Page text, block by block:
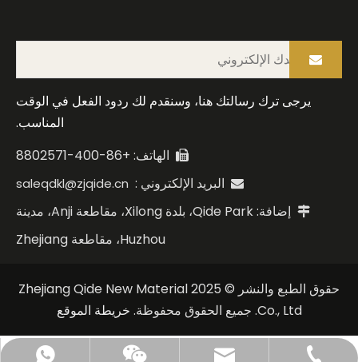
+86-400-8802571
saleqdkl@zjqide.cn
+86 18329059265
+86 15968174280
يرجى ترك رسالتك هنا، وسنقدم لك ردود الفعل في الوقت
المناسب.
 الهاتف: +86-400-8802571
 البريد الإلكتروني : saleqdkl@zjqide.cn

إضافة: Qide Park، بلدة Xilong، مقاطعة Anji، مدينة
Huzhou، مقاطعة Zhejiang
حقوق الطبع والنشر © 2025 Zhejiang Qide New Material
Co., Ltd. جميع الحقوق محفوظة.
خريطة الموقع